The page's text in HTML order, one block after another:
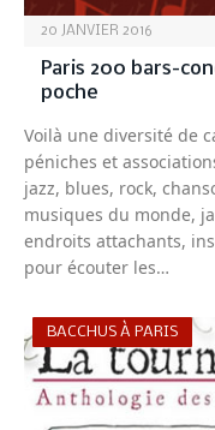
20 JANVIER 2016
Paris 200 bars-
poche
Voilà une diversité de
péniches et
jazz, blues, rock,
musiques du monde,
endroits attachants,
pour écouter les…
BACCHUS À PARIS